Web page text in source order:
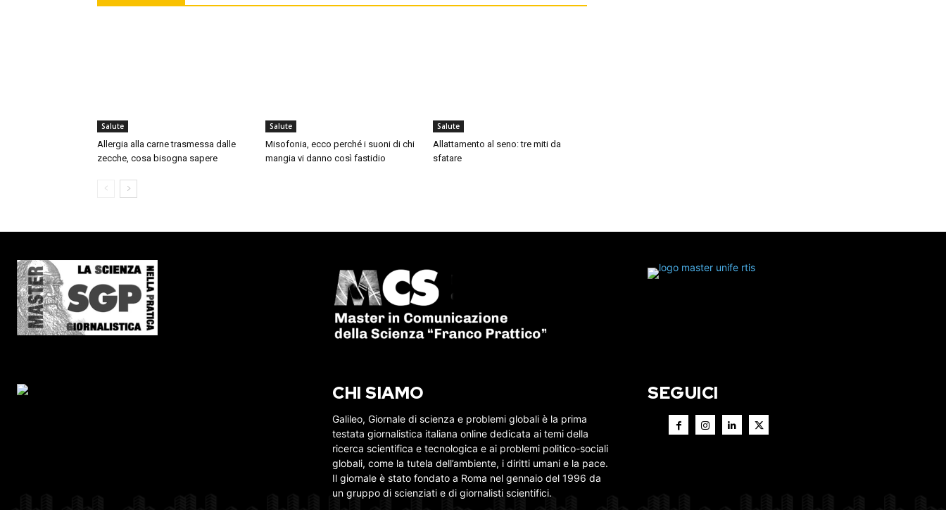
Salute
Allergia alla carne trasmessa dalle
zecche, cosa bisogna sapere
Salute
Misofonia, ecco perché i suoni di chi
mangia vi danno così fastidio
Salute
Allattamento al seno: tre miti da
sfatare
CHI SIAMO
Galileo, Giornale di scienza e problemi globali è la prima
testata giornalistica italiana online dedicata ai temi della
ricerca scientifica e tecnologica e ai problemi politico-sociali
globali, come la tutela dell’ambiente, i diritti umani e la pace.
Il giornale è stato fondato a Roma nel gennaio del 1996 da
un gruppo di scienziati e di giornalisti scientifici.
SEGUICI